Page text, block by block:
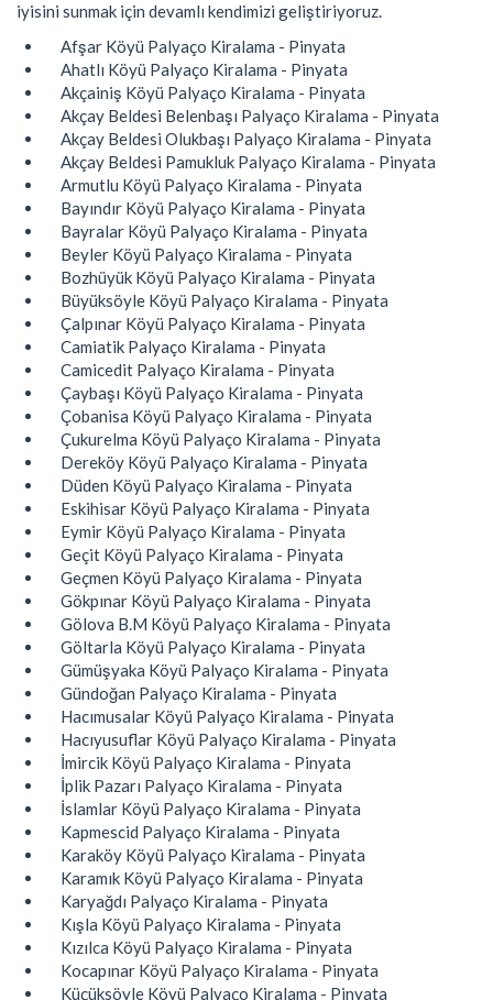
iyisini sunmak için devamlı kendimizi geliştiriyoruz.
Afşar Köyü Palyaço Kiralama - Pinyata
Ahatlı Köyü Palyaço Kiralama - Pinyata
Akçainiş Köyü Palyaço Kiralama - Pinyata
Akçay Beldesi Belenbaşı Palyaço Kiralama - Pinyata
Akçay Beldesi Olukbaşı Palyaço Kiralama - Pinyata
Akçay Beldesi Pamukluk Palyaço Kiralama - Pinyata
Armutlu Köyü Palyaço Kiralama - Pinyata
Bayındır Köyü Palyaço Kiralama - Pinyata
Bayralar Köyü Palyaço Kiralama - Pinyata
Beyler Köyü Palyaço Kiralama - Pinyata
Bozhüyük Köyü Palyaço Kiralama - Pinyata
Büyüksöyle Köyü Palyaço Kiralama - Pinyata
Çalpınar Köyü Palyaço Kiralama - Pinyata
Camiatik Palyaço Kiralama - Pinyata
Camicedit Palyaço Kiralama - Pinyata
Çaybaşı Köyü Palyaço Kiralama - Pinyata
Çobanisa Köyü Palyaço Kiralama - Pinyata
Çukurelma Köyü Palyaço Kiralama - Pinyata
Dereköy Köyü Palyaço Kiralama - Pinyata
Düden Köyü Palyaço Kiralama - Pinyata
Eskihisar Köyü Palyaço Kiralama - Pinyata
Eymir Köyü Palyaço Kiralama - Pinyata
Geçit Köyü Palyaço Kiralama - Pinyata
Geçmen Köyü Palyaço Kiralama - Pinyata
Gökpınar Köyü Palyaço Kiralama - Pinyata
Gölova B.M Köyü Palyaço Kiralama - Pinyata
Göltarla Köyü Palyaço Kiralama - Pinyata
Gümüşyaka Köyü Palyaço Kiralama - Pinyata
Gündoğan Palyaço Kiralama - Pinyata
Hacımusalar Köyü Palyaço Kiralama - Pinyata
Hacıyusuflar Köyü Palyaço Kiralama - Pinyata
İmircik Köyü Palyaço Kiralama - Pinyata
İplik Pazarı Palyaço Kiralama - Pinyata
İslamlar Köyü Palyaço Kiralama - Pinyata
Kapmescid Palyaço Kiralama - Pinyata
Karaköy Köyü Palyaço Kiralama - Pinyata
Karamık Köyü Palyaço Kiralama - Pinyata
Karyağdı Palyaço Kiralama - Pinyata
Kışla Köyü Palyaço Kiralama - Pinyata
Kızılca Köyü Palyaço Kiralama - Pinyata
Kocapınar Köyü Palyaço Kiralama - Pinyata
Küçüksöyle Köyü Palyaço Kiralama - Pinyata